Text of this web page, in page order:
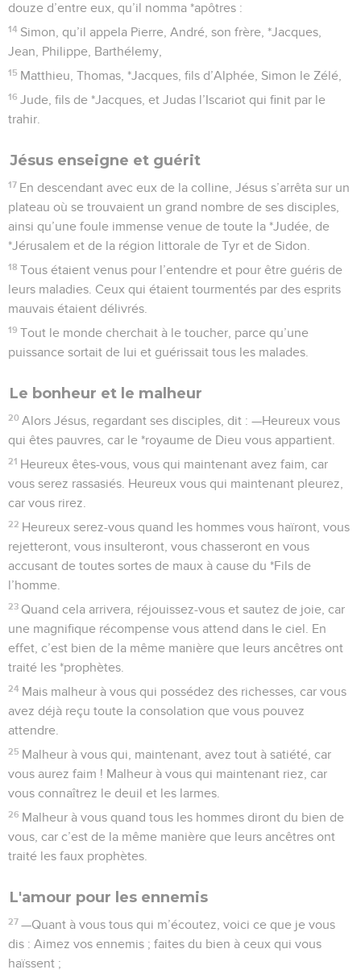
douze d’entre eux, qu’il nomma *apôtres :
14 Simon, qu’il appela Pierre, André, son frère, *Jacques,
Jean, Philippe, Barthélemy,
15 Matthieu, Thomas, *Jacques, fils d’Alphée, Simon le Zélé,
16 Jude, fils de *Jacques, et Judas l’Iscariot qui finit par le
trahir.
Jésus enseigne et guérit
17 En descendant avec eux de la colline, Jésus s’arrêta sur un
plateau où se trouvaient un grand nombre de ses disciples,
ainsi qu’une foule immense venue de toute la *Judée, de
*Jérusalem et de la région littorale de Tyr et de Sidon.
18 Tous étaient venus pour l’entendre et pour être guéris de
leurs maladies. Ceux qui étaient tourmentés par des esprits
mauvais étaient délivrés.
19 Tout le monde cherchait à le toucher, parce qu’une
puissance sortait de lui et guérissait tous les malades.
Le bonheur et le malheur
20 Alors Jésus, regardant ses disciples, dit : —Heureux vous
qui êtes pauvres, car le *royaume de Dieu vous appartient.
21 Heureux êtes-vous, vous qui maintenant avez faim, car
vous serez rassasiés. Heureux vous qui maintenant pleurez,
car vous rirez.
22 Heureux serez-vous quand les hommes vous haïront, vous
rejetteront, vous insulteront, vous chasseront en vous
accusant de toutes sortes de maux à cause du *Fils de
l’homme.
23 Quand cela arrivera, réjouissez-vous et sautez de joie, car
une magnifique récompense vous attend dans le ciel. En
effet, c’est bien de la même manière que leurs ancêtres ont
traité les *prophètes.
24 Mais malheur à vous qui possédez des richesses, car vous
avez déjà reçu toute la consolation que vous pouvez
attendre.
25 Malheur à vous qui, maintenant, avez tout à satiété, car
vous aurez faim ! Malheur à vous qui maintenant riez, car
vous connaîtrez le deuil et les larmes.
26 Malheur à vous quand tous les hommes diront du bien de
vous, car c’est de la même manière que leurs ancêtres ont
traité les faux prophètes.
L'amour pour les ennemis
27 —Quant à vous tous qui m’écoutez, voici ce que je vous
dis : Aimez vos ennemis ; faites du bien à ceux qui vous
haïssent ;